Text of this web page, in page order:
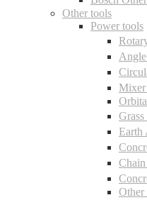
Other tools
Power tools
Mixer
Earth
Other